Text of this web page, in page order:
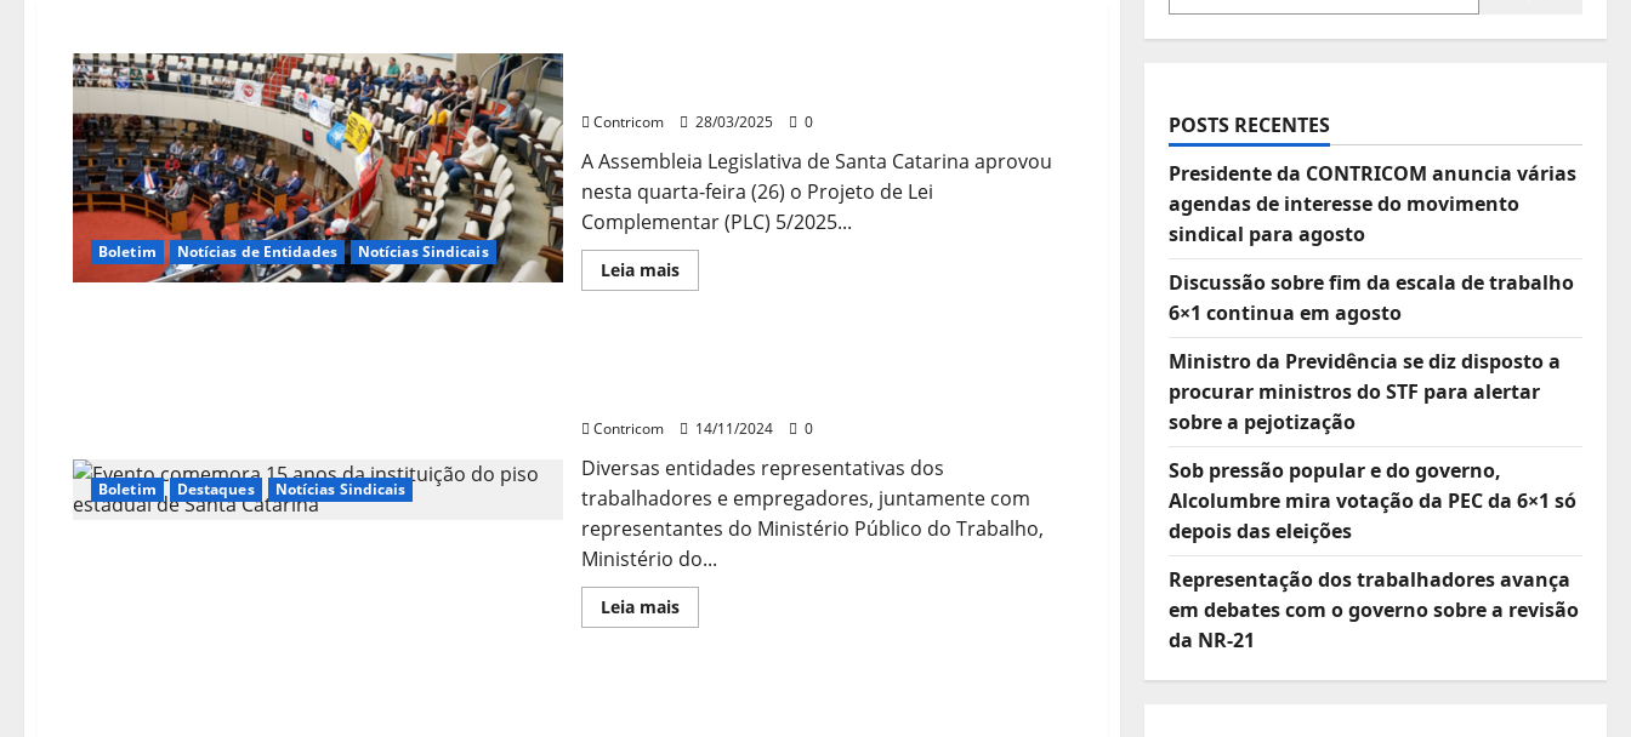
Boletim Notícias de Entidades Notícias Sindicais
Contricom 28/03/2025 0
A Assembleia Legislativa de Santa Catarina aprovou
nesta quarta-feira (26) o Projeto de Lei
Complementar (PLC) 5/2025...
Leia maisLeia
mais
trabalhadores
de
SC
–
FETICOM
e
CONTRICOM
presentes!
Boletim Destaques Notícias Sindicais
Contricom 14/11/2024 0
Diversas entidades representativas dos
trabalhadores e empregadores, juntamente com
representantes do Ministério Público do Trabalho,
Ministério do...
Leia maisLeia
mais
POSTS RECENTES
Presidente da CONTRICOM anuncia várias
agendas de interesse do movimento
sindical para agosto
Discussão sobre fim da escala de trabalho
6×1 continua em agosto
Ministro da Previdência se diz disposto a
procurar ministros do STF para alertar
sobre a pejotização
Sob pressão popular e do governo,
Alcolumbre mira votação da PEC da 6×1 só
depois das eleições
Representação dos trabalhadores avança
em debates com o governo sobre a revisão
da NR-21